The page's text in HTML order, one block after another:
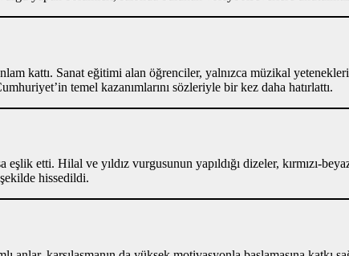
kattı. Sanat eğitimi alan öğrenciler, yalnızca müzikal
temel kazanımlarını sözleriyle bir kez daha hatırlattı.
etti. Hilal ve yıldız vurgusunun yapıldığı dizeler, kırmızı-
hissedildi.